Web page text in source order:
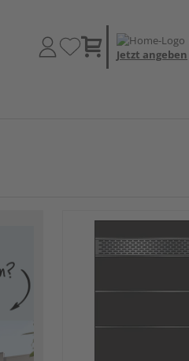
Jetzt angeben